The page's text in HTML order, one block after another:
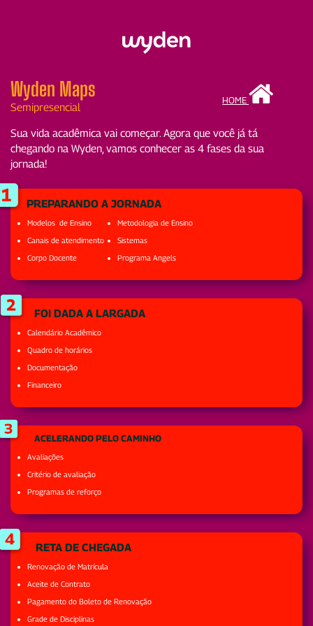
Wyden Maps
Semipresencial
Sua vida acadêmica vai começar. Agora que você já tá
chegando na Wyden, vamos conhecer as 4 fases da sua
jornada!
HOME
PREPARANDO A JORNADA
Modelos de Ensino
Canais de atendimento
Corpo Docente
Metodologia de Ensino
Sistemas
Programa Angels
FOI DADA A LARGADA
Calendário Acadêmico
Quadro de horários
Documentação
Financeiro
ACELERANDO PELO CAMINHO
Avaliações
Critério de avaliação
Programas de reforço
RETA DE CHEGADA
Renovação de Matrícula
Aceite de Contrato
Pagamento do Boleto de Renovação
Grade de Disciplinas